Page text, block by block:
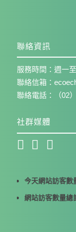
聯絡資訊
服務時間：週一
聯絡信箱：
聯絡電話：（02
社群媒體
今天網站訪客數
網站訪客數量總